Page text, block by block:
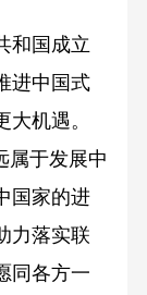
国成立
进中国式
机遇。
属于发展中
国家的进
力落实联
同各方一